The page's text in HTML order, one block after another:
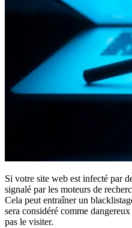
Si votre site web est infecté par
signalé par les moteurs de
Cela peut entraîner un
sera considéré comme
pas le visiter.